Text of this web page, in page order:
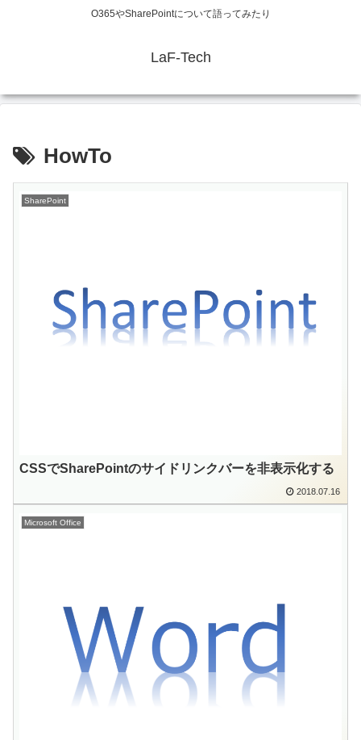
O365やSharePointについて語ってみたり
LaF-Tech
HowTo
SharePoint
CSSでSharePointのサイドリンクバーを非表示化する
2018.07.16
Microsoft Office